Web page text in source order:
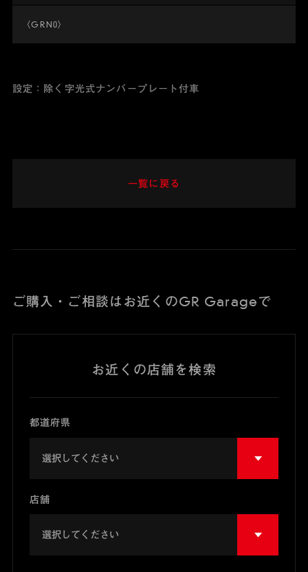
〈GRN0〉
設定：除く字光式ナンバープレート付車
一覧に戻る
ご購入・ご相談はお近くのGR Garageで
お近くの店舗を検索
都道府県
店舗